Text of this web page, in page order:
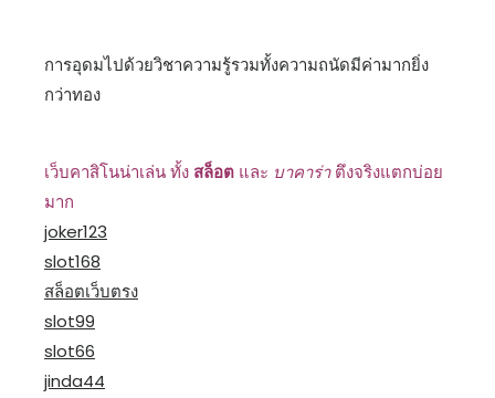
การอุดมไปด้วยวิชาความรู้รวมทั้งความถนัดมีค่ามากยิ่ง
กว่าทอง
เว็บคาสิโนน่าเล่น ทั้ง สล็อต และ บาคาร่าตึงจริงแตกบ่อย
มาก
joker123
slot168
สล็อตเว็บตรง
slot99
slot66
jinda44